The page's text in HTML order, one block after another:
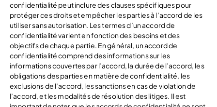
confidentialité peut inclure des clauses spécifiques pour
protéger ces droits et empêcher les parties à l’accord de les
utiliser sans autorisation. Les termes d’un accord de
confidentialité varient en fonction des besoins et des
objectifs de chaque partie. En général, un accord de
confidentialité comprend des informations sur les
informations couvertes par l’accord, la durée de l’accord, les
obligations des parties en matière de confidentialité, les
exclusions de l’accord, les sanctions en cas de violation de
l’accord, et les modalités de résolution des litiges. Il est